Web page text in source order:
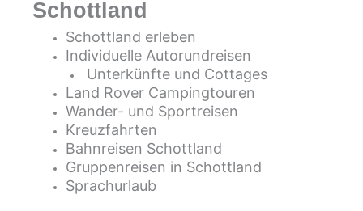
Schottland
Schottland erleben
Individuelle Autorundreisen
Unterkünfte und Cottages
Land Rover Campingtouren
Wander- und Sportreisen
Kreuzfahrten
Bahnreisen Schottland
Gruppenreisen in Schottland
Sprachurlaub